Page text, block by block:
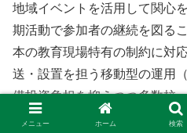
地域イベントを活用して関心
期活動で参加者の継続を図る
本の教育現場特有の制約に対
送・設置を担う移動型の運用
備投資負担を抑えつつ多数校
（「機材を学校へ運び込む移
メニュー ホーム 検索